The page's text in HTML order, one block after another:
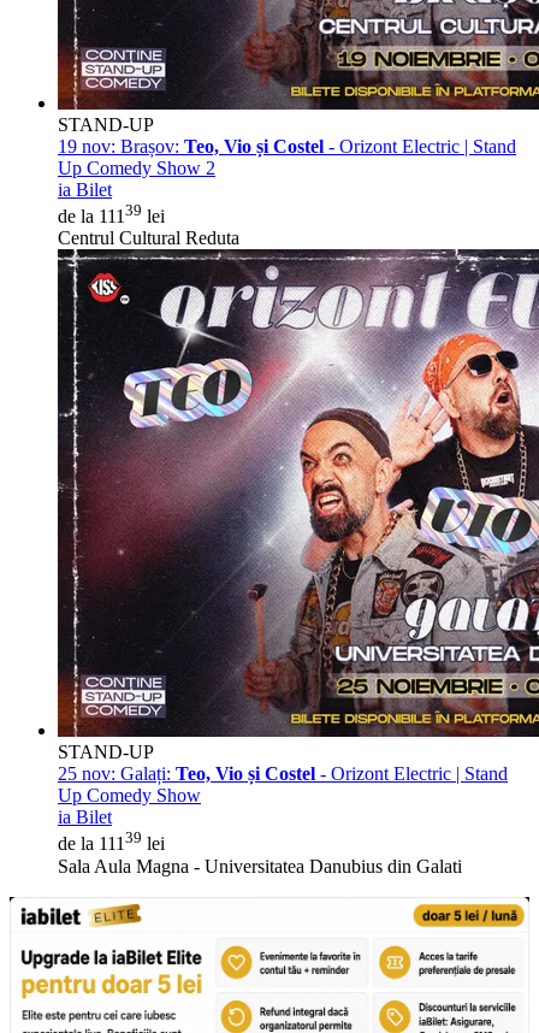
STAND-UP
19 nov: Brașov: Teo, Vio și Costel - Orizont Electric | Stand
Up Comedy Show 2
ia Bilet
de la 111 39 lei
Centrul Cultural Reduta
STAND-UP
25 nov: Galați: Teo, Vio și Costel - Orizont Electric | Stand
Up Comedy Show
ia Bilet
de la 11139 lei
Sala Aula Magna - Universitatea Danubius din Galati